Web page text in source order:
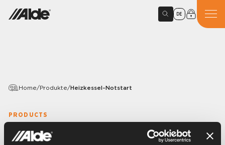
DE
Home/Produkte/Heizkessel-Notstart
PRODUCTS
Heizkessel-Notstart